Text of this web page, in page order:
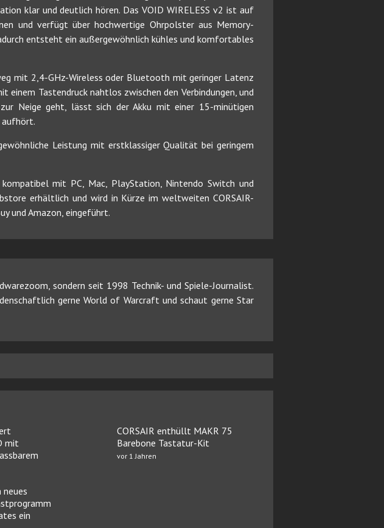
klar und deutlich hören. Das VOID WIRELESS v2 ist auf
und verfügt über hochwertige Ohrpolster aus Memory-
entsteht ein außergewöhnlich kühles und komfortables
mit 2,4-GHz-Wireless oder Bluetooth mit geringer Latenz
einem Tastendruck nahtlos zwischen den Verbindungen, und
Neige geht, lässt sich der Akku mit einer 15-minütigen
aufhört.
Leistung mit erstklassiger Qualität bei geringem
mit PC, Mac, PlayStation, Nintendo Switch und
erhältlich und wird in Kürze im weltweiten CORSAIR-
und Amazon, eingeführt.
sondern seit 1998 Technik- und Spiele-Journalist.
gerne World of Warcraft und schaut gerne Star
mit
CORSAIR enthüllt MAKR 75
Barebone Tastatur-Kit
vor 1 Jahren
neues
ein